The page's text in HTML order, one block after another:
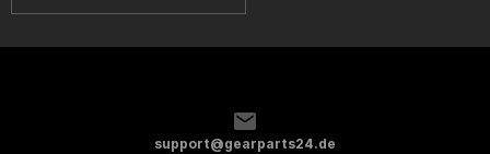
support@gearparts24.de